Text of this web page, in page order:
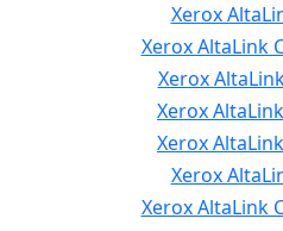
Xerox
Xerox AltaLink
Xerox
Xerox
Xerox
Xerox
Xerox AltaLink